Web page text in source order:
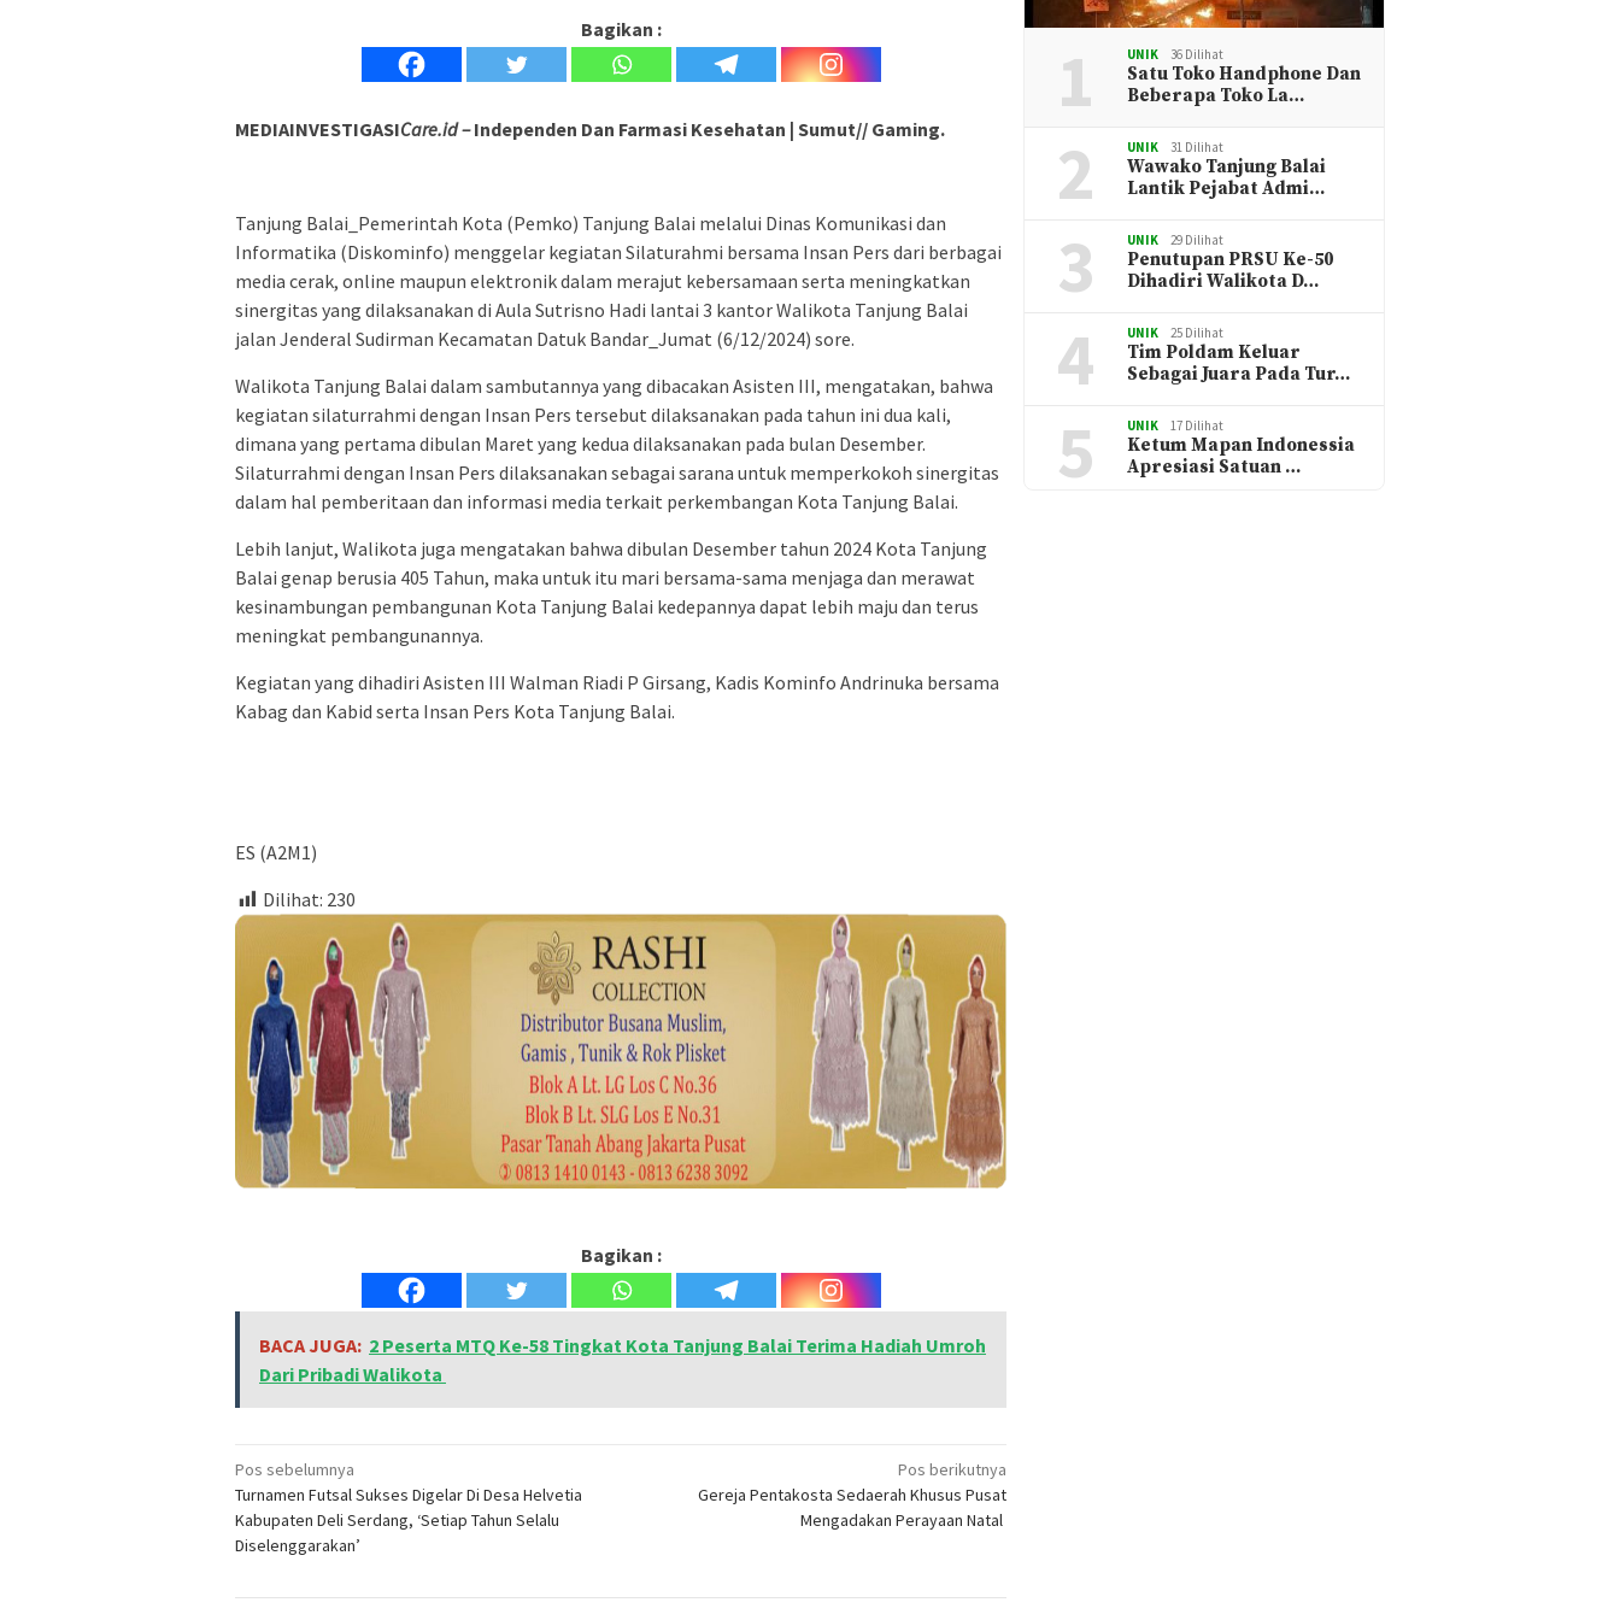
Bagikan :
MEDIAINVESTIGASICare.id –Independen Dan Farmasi Kesehatan | Sumut// Gaming.
Tanjung Balai_Pemerintah Kota (Pemko) Tanjung Balai melalui Dinas Komunikasi dan
Informatika (Diskominfo) menggelar kegiatan Silaturahmi bersama Insan Pers dari berbagai
media cerak, online maupun elektronik dalam merajut kebersamaan serta meningkatkan
sinergitas yang dilaksanakan di Aula Sutrisno Hadi lantai 3 kantor Walikota Tanjung Balai
jalan Jenderal Sudirman Kecamatan Datuk Bandar_Jumat (6/12/2024) sore.
Walikota Tanjung Balai dalam sambutannya yang dibacakan Asisten III, mengatakan, bahwa
kegiatan silaturrahmi dengan Insan Pers tersebut dilaksanakan pada tahun ini dua kali,
dimana yang pertama dibulan Maret yang kedua dilaksanakan pada bulan Desember.
Silaturrahmi dengan Insan Pers dilaksanakan sebagai sarana untuk memperkokoh sinergitas
dalam hal pemberitaan dan informasi media terkait perkembangan Kota Tanjung Balai.
Lebih lanjut, Walikota juga mengatakan bahwa dibulan Desember tahun 2024 Kota Tanjung
Balai genap berusia 405 Tahun, maka untuk itu mari bersama-sama menjaga dan merawat
kesinambungan pembangunan Kota Tanjung Balai kedepannya dapat lebih maju dan terus
meningkat pembangunannya.
Kegiatan yang dihadiri Asisten III Walman Riadi P Girsang, Kadis Kominfo Andrinuka bersama
Kabag dan Kabid serta Insan Pers Kota Tanjung Balai.
ES (A2M1)
Dilihat: 230
Bagikan :
BACA JUGA: 2 Peserta MTQ Ke-58 Tingkat Kota Tanjung Balai Terima Hadiah Umroh
Dari Pribadi Walikota
Navigasi
pos
Pos sebelumnya
Turnamen Futsal Sukses Digelar Di Desa Helvetia
Kabupaten Deli Serdang, ‘Setiap Tahun Selalu
Diselenggarakan’
Pos berikutnya
Gereja Pentakosta Sedaerah Khusus Pusat
Mengadakan Perayaan Natal
1 UNIK 36 Dilihat
Satu Toko Handphone Dan
Beberapa Toko La…
2 UNIK 31 Dilihat
Wawako Tanjung Balai
Lantik Pejabat Admi…
3 UNIK 29 Dilihat
Penutupan PRSU Ke-50
Dihadiri Walikota D…
4 UNIK 25 Dilihat
Tim Poldam Keluar
Sebagai Juara Pada Tur…
5 UNIK 17 Dilihat
Ketum Mapan Indonessia
Apresiasi Satuan …